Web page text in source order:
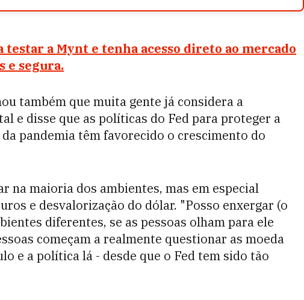
testar a Mynt e tenha acesso direto ao mercado
e segura.
também que muita gente já considera a
e disse que as políticas do Fed para proteger a
pandemia têm favorecido o crescimento do
na maioria dos ambientes, mas em especial
e desvalorização do dólar. "Posso enxergar (o
diferentes, se as pessoas olham para ele
começam a realmente questionar as moeda
e a política lá - desde que o Fed tem sido tão